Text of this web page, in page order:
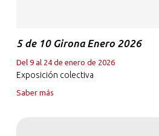
5 de 10 Girona Enero 2026
Del 9 al 24 de enero de 2026
Exposición colectiva
Saber más